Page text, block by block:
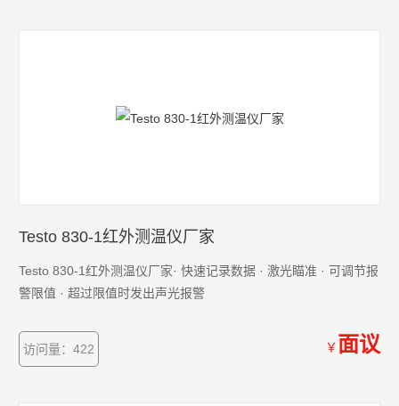
Testo 830-1红外测温仪厂家
Testo 830-1红外测温仪厂家· 快速记录数据 · 激光瞄准 · 可调节报
警限值 · 超过限值时发出声光报警
访问量：422 ￥ 面议